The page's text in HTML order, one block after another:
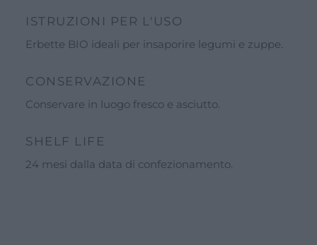
ISTRUZIONI PER L'USO
Erbette BIO ideali per insaporire legumi e zuppe.
CONSERVAZIONE
Conservare in luogo fresco e asciutto.
SHELF LIFE
24 mesi dalla data di confezionamento.